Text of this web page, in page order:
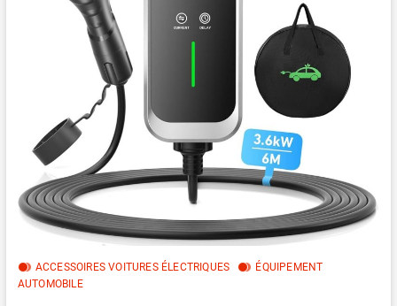
ACCESSOIRES VOITURES ÉLECTRIQUES
ÉQUIPEMENT
AUTOMOBILE